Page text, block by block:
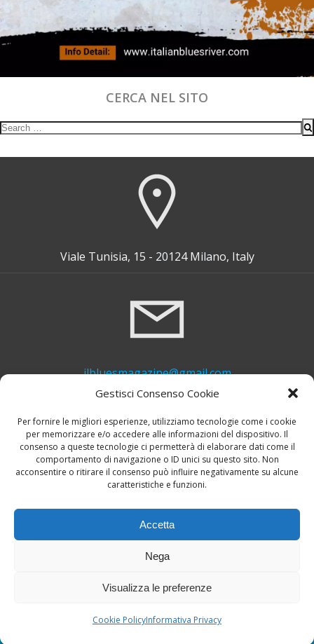
Gestisci Consenso Cookie
Per fornire le migliori esperienze, utilizziamo tecnologie come i cookie
per memorizzare e/o accedere alle informazioni del dispositivo. Il
consenso a queste tecnologie ci permetterà di elaborare dati come il
comportamento di navigazione o ID unici su questo sito. Non
acconsentire o ritirare il consenso può influire negativamente su alcune
caratteristiche e funzioni.
Accetta
Nega
Visualizza le preferenze
Cookie PolicyInformativa Privacy
CERCA NEL SITO
Search
Viale Tunisia, 15 - 20124 Milano, Italy
ilbluesmagazine@gmail.com
+39 339 748 6635
© 2026 Il Blues Magazine. Powered by